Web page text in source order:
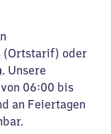
(Ortstarif) oder
. Unsere
06:00 bis
an Feiertagen